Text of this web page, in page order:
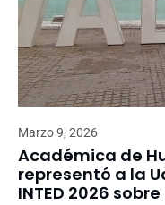
Marzo 9, 2026
Académica de
representó a la
INTED 2026